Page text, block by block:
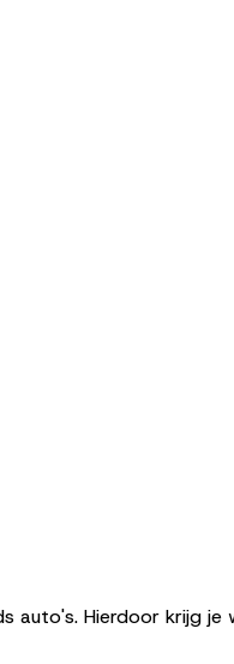
Hierdoor krijg je